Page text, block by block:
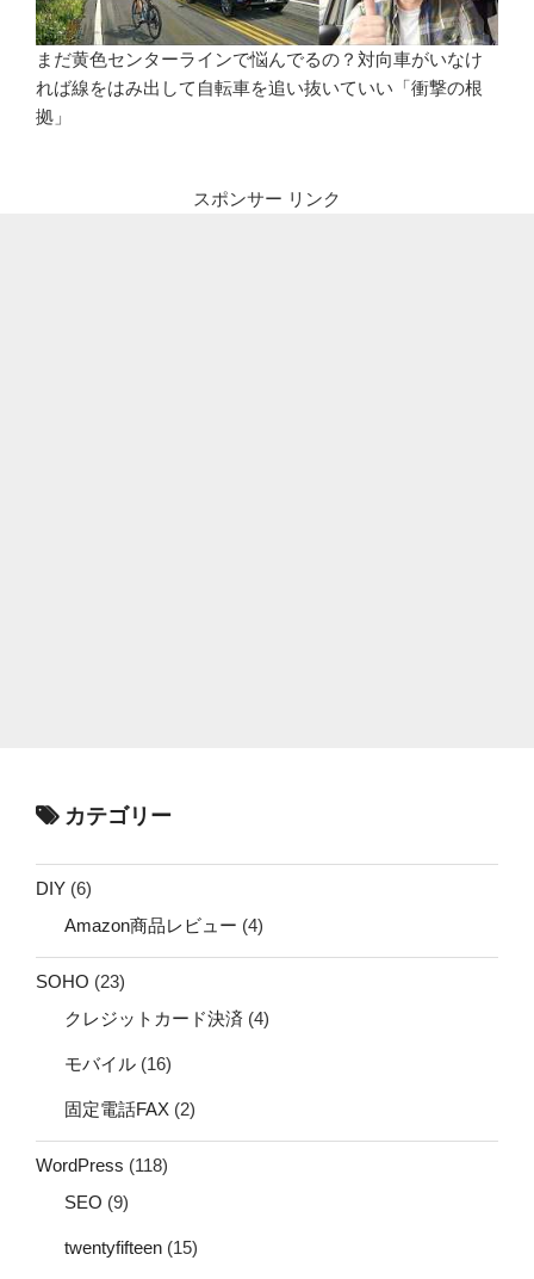
まだ黄色センターラインで悩んでるの？対向車がいなけ
れば線をはみ出して自転車を追い抜いていい「衝撃の根
拠」
スポンサー リンク
カテゴリー
DIY (6)
Amazon商品レビュー (4)
SOHO (23)
クレジットカード決済 (4)
モバイル (16)
固定電話FAX (2)
WordPress (118)
SEO (9)
twentyfifteen (15)